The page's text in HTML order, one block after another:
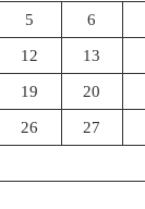
5 6
12 13
19 20
26 27